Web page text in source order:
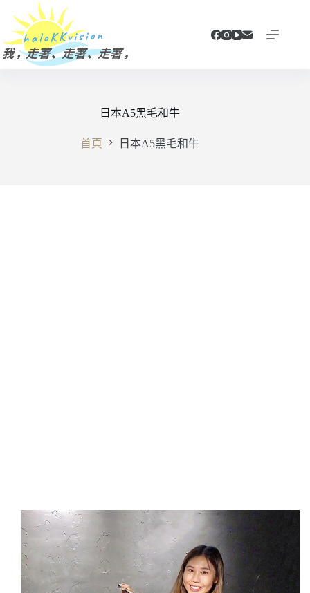
主
要
日本A5黑毛和牛
首頁 日本A5黑毛和牛